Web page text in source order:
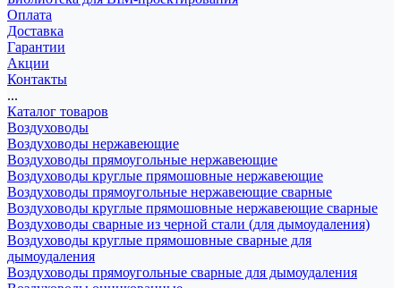
Оплата
Доставка
Гарантии
Акции
Контакты
...
Каталог товаров
Воздуховоды
Воздуховоды нержавеющие
Воздуховоды прямоугольные нержавеющие
Воздуховоды круглые прямошовные нержавеющие
Воздуховоды прямоугольные нержавеющие сварные
Воздуховоды круглые прямошовные нержавеющие сварные
Воздуховоды сварные из черной стали (для дымоудаления)
Воздуховоды круглые прямошовные сварные для
дымоудаления
Воздуховоды прямоугольные сварные для дымоудаления